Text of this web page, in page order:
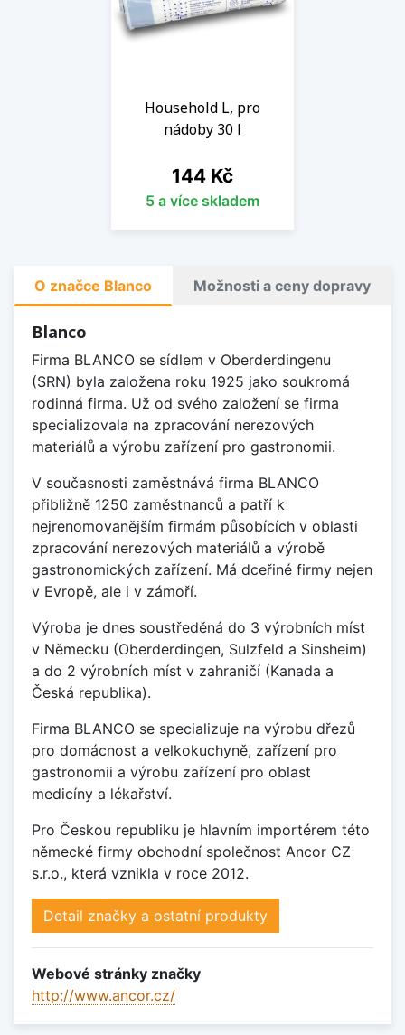
Household L, pro
nádoby 30 l
Cena
144 Kč
5 a více skladem
O značce Blanco Možnosti a ceny dopravy
Blanco
Firma BLANCO se sídlem v Oberderdingenu
(SRN) byla založena roku 1925 jako soukromá
rodinná firma. Už od svého založení se firma
specializovala na zpracování nerezových
materiálů a výrobu zařízení pro gastronomii.
V současnosti zaměstnává firma BLANCO
přibližně 1250 zaměstnanců a patří k
nejrenomovanějším firmám působících v oblasti
zpracování nerezových materiálů a výrobě
gastronomických zařízení. Má dceřiné firmy nejen
v Evropě, ale i v zámoří.
Výroba je dnes soustředěná do 3 výrobních míst
v Německu (Oberderdingen, Sulzfeld a Sinsheim)
a do 2 výrobních míst v zahraničí (Kanada a
Česká republika).
Firma BLANCO se specializuje na výrobu dřezů
pro domácnost a velkokuchyně, zařízení pro
gastronomii a výrobu zařízení pro oblast
medicíny a lékařství.
Pro Českou republiku je hlavním importérem této
německé firmy obchodní společnost Ancor CZ
s.r.o., která vznikla v roce 2012.
Detail značky a ostatní produkty
Webové stránky značky
http://www.ancor.cz/